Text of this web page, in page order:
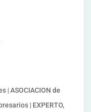
| ASOCIACION de
| EXPERTO,